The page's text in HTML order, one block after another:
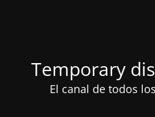
Temporary
El canal de todos